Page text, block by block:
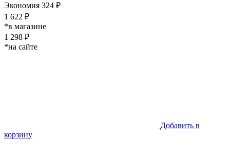
Экономия 324 ₽
1 622 ₽
*в магазине
1 298 ₽
*на сайте
Добавить в
корзину